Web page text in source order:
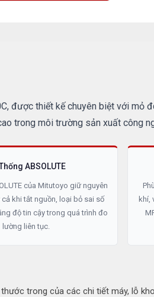
được thiết kế chuyên biệt với
trong môi trường sản xuất công
ABSOLUTE
của Mitutoyo giữ nguyên
khi tắt nguồn, loại bỏ sai số
độ tin cậy trong quá trình đo
lường liên tục.
khí,
trong của các chi tiết máy, lỗ